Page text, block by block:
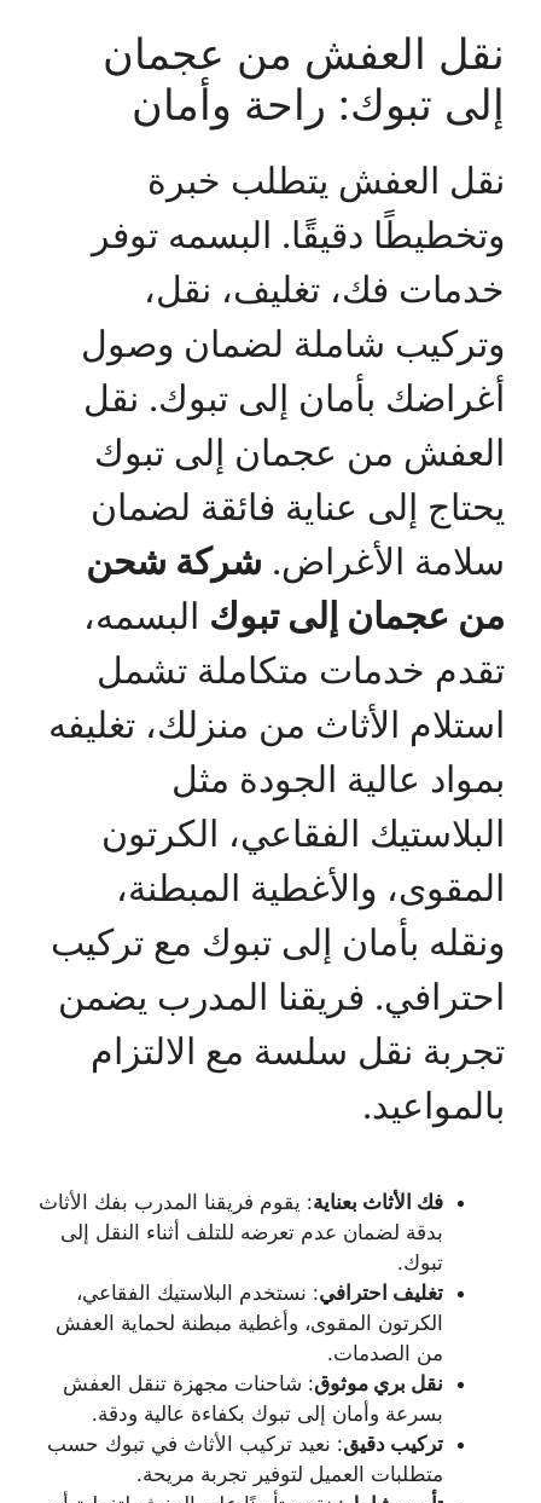
نقل العفش من عجمان
إلى تبوك: راحة وأمان
نقل العفش يتطلب خبرة
وتخطيطًا دقيقًا. البسمه توفر
خدمات فك، تغليف، نقل،
وتركيب شاملة لضمان وصول
أغراضك بأمان إلى تبوك. نقل
العفش من عجمان إلى تبوك
يحتاج إلى عناية فائقة لضمان
سلامة الأغراض. شركة شحن
من عجمان إلى تبوك البسمه،
تقدم خدمات متكاملة تشمل
استلام الأثاث من منزلك، تغليفه
بمواد عالية الجودة مثل
البلاستيك الفقاعي، الكرتون
المقوى، والأغطية المبطنة،
ونقله بأمان إلى تبوك مع تركيب
احترافي. فريقنا المدرب يضمن
تجربة نقل سلسة مع الالتزام
بالمواعيد.
فك الأثاث بعناية: يقوم فريقنا المدرب بفك الأثاث
بدقة لضمان عدم تعرضه للتلف أثناء النقل إلى
تبوك.
تغليف احترافي: نستخدم البلاستيك الفقاعي،
الكرتون المقوى، وأغطية مبطنة لحماية العفش
من الصدمات.
نقل بري موثوق: شاحنات مجهزة تنقل العفش
بسرعة وأمان إلى تبوك بكفاءة عالية ودقة.
تركيب دقيق: نعيد تركيب الأثاث في تبوك حسب
متطلبات العميل لتوفير تجربة مريحة.